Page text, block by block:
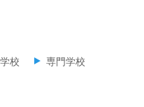
校
専門学校